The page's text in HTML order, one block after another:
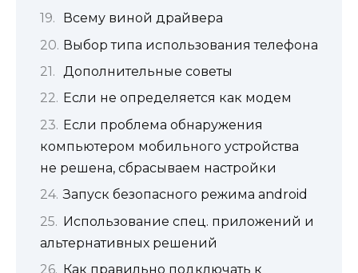
Всему виной драйвера
Выбор типа использования телефона
Дополнительные советы
Если не определяется как модем
Если проблема обнаружения
компьютером мобильного устройства
не решена, сбрасываем настройки
Запуск безопасного режима android
Использование спец. приложений и
альтернативных решений
Как правильно подключать к